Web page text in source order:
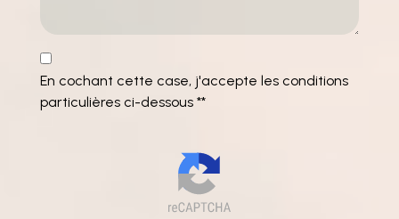
En cochant cette case, j'accepte les conditions
particulières ci-dessous **